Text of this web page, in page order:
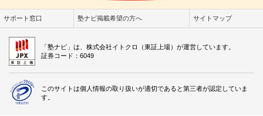
サポート窓口 塾ナビ掲載希望の方へ サイトマップ
「塾ナビ」は、株式会社イトクロ（東証上場）が運営しています。
証券コード：6049
このサイトは個人情報の取り扱いが適切であると第三者が認定していま
す。